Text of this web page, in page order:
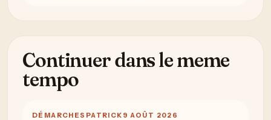
Continuer dans le meme
tempo
DÉMARCHES PATRICK 9 AOÛT 2026